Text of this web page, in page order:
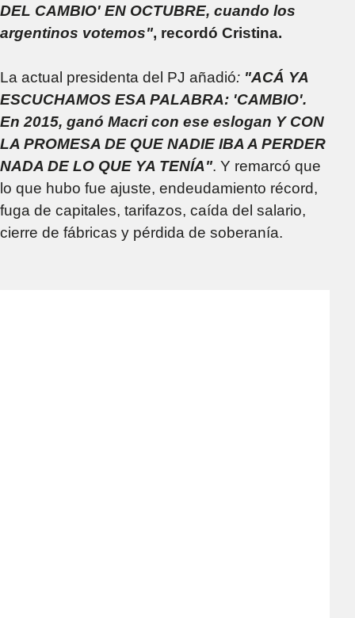
DEL CAMBIO' EN OCTUBRE, cuando los
argentinos votemos", recordó Cristina.
La actual presidenta del PJ añadió: "ACÁ YA
ESCUCHAMOS ESA PALABRA: 'CAMBIO'.
En 2015, ganó Macri con ese eslogan Y CON
LA PROMESA DE QUE NADIE IBA A PERDER
NADA DE LO QUE YA TENÍA". Y remarcó que
lo que hubo fue ajuste, endeudamiento récord,
fuga de capitales, tarifazos, caída del salario,
cierre de fábricas y pérdida de soberanía.